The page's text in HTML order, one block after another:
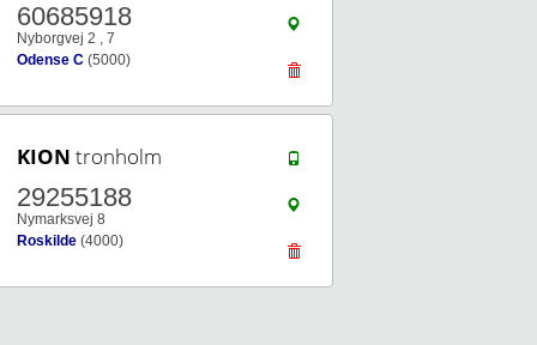
60685918
Nyborgvej 2 , 7
Odense C (5000)
KION tronholm
29255188
Nymarksvej 8
Roskilde (4000)